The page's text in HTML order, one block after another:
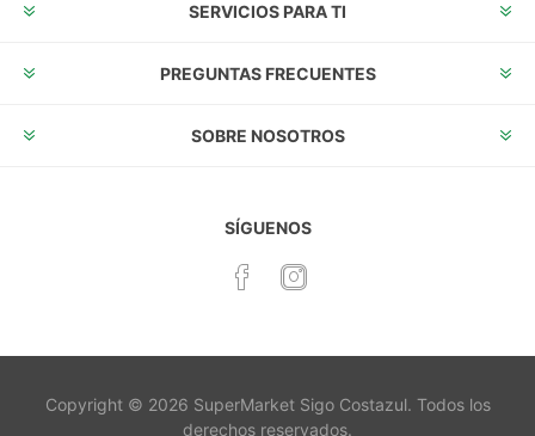
SERVICIOS PARA TI
PREGUNTAS FRECUENTES
SOBRE NOSOTROS
SÍGUENOS
Copyright © 2026 SuperMarket Sigo Costazul. Todos los
derechos reservados.